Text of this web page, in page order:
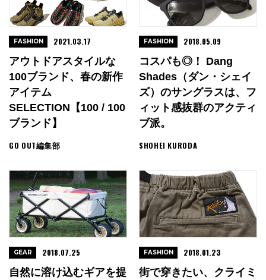
アウトドアスタイルな
100ブランド、春の新作
アイテム
SELECTION【100 / 100
ブランド】
GO OUT編集部
FASHION 2021.03.17
コスパも◎！ Dang
Shades（ダン・シェイ
ズ）のサングラスは、フ
ィット感抜群のアクティ
ブ派。
SHOHEI KURODA
FASHION 2018.05.09
自然に溶け込むギアを提
GEAR 2018.07.25
街で穿きたい、クライミ
FASHION 2018.01.23